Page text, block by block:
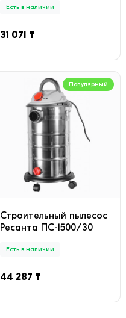
Есть в наличии
31 071 ₸
Популярный
Строительный пылесос
Ресанта ПС-1500/30
Есть в наличии
44 287 ₸